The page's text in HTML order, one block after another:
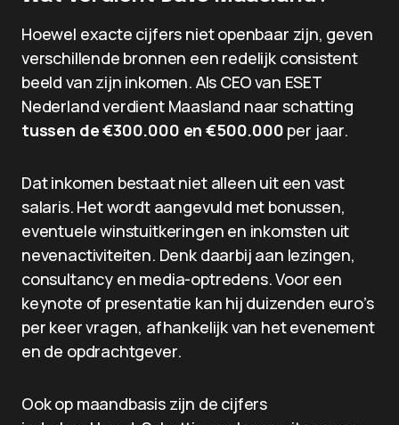
Hoewel exacte cijfers niet openbaar zijn, geven
verschillende bronnen een redelijk consistent
beeld van zijn inkomen. Als CEO van ESET
Nederland verdient Maasland naar schatting
tussen de €300.000 en €500.000 per jaar.
Dat inkomen bestaat niet alleen uit een vast
salaris. Het wordt aangevuld met bonussen,
eventuele winstuitkeringen en inkomsten uit
nevenactiviteiten. Denk daarbij aan lezingen,
consultancy en media-optredens. Voor een
keynote of presentatie kan hij duizenden euro’s
per keer vragen, afhankelijk van het evenement
en de opdrachtgever.
Ook op maandbasis zijn de cijfers